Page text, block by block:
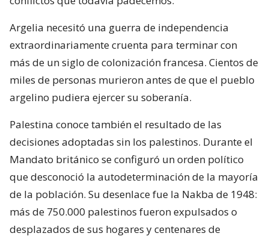
Argelia necesitó una guerra de independencia
extraordinariamente cruenta para terminar con
más de un siglo de colonización francesa. Cientos de
miles de personas murieron antes de que el pueblo
argelino pudiera ejercer su soberanía.
Palestina conoce también el resultado de las
decisiones adoptadas sin los palestinos. Durante el
Mandato británico se configuró un orden político
que desconoció la autodeterminación de la mayoría
de la población. Su desenlace fue la Nakba de 1948:
más de 750.000 palestinos fueron expulsados o
desplazados de sus hogares y centenares de